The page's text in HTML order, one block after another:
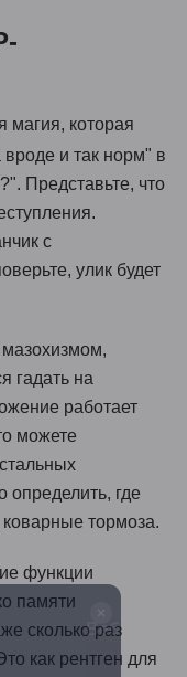
магия, которая
и так норм" в
Представьте, что
с
улик будет
гадать на
работает
можете
определить, где
тормоза.
функции
памяти
сколько раз
как рентген для
Веб-